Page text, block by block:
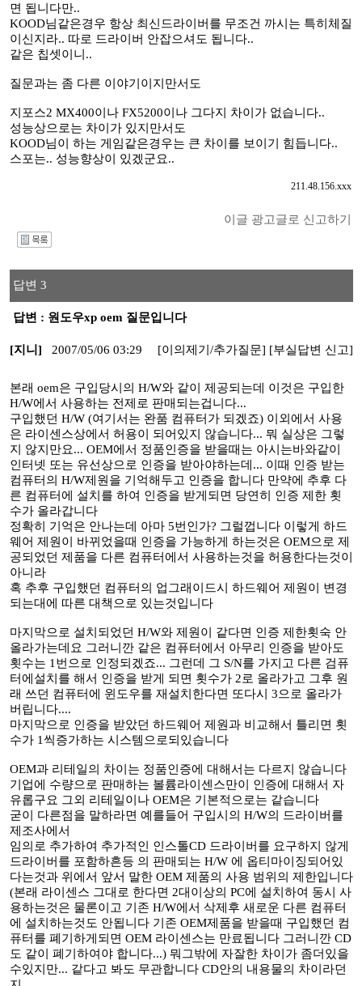
면 됩니다만..
KOOD님같은경우 항상 최신드라이버를 무조건 까시는 특히체질
이신지라.. 따로 드라이버 안잡으셔도 됩니다..
같은 칩셋이니..
질문과는 좀 다른 이야기이지만서도
지포스2 MX400이나 FX5200이나 그다지 차이가 없습니다..
성능상으로는 차이가 있지만서도
KOOD님이 하는 게임같은경우는 큰 차이를 보이기 힘듭니다..
스포는.. 성능향상이 있겠군요..
211.48.156.xxx
이글 광고글로 신고하기
답변 3
답변 : 원도우xp oem 질문입니다
[지니] 2007/05/06 03:29 [이의제기/추가질문] [부실답변 신고]
본래 oem은 구입당시의 H/W와 같이 제공되는데 이것은 구입한
H/W에서 사용하는 전제로 판매되는겁니다...
구입했던 H/W (여기서는 완품 컴퓨터가 되겠죠) 이외에서 사용
은 라이센스상에서 허용이 되어있지 않습니다... 뭐 실상은 그렇
지 않지만요... OEM에서 정품인증을 받을때는 아시는바와같이
인터넷 또는 유선상으로 인증을 받아야하는데... 이때 인증 받는
컴퓨터의 H/W제원을 기억해두고 인증을 합니다 만약에 추후 다
른 컴퓨터에 설치를 하여 인증을 받게되면 당연히 인증 제한 횟
수가 올라갑니다
정확히 기억은 안나는데 아마 5번인가? 그럴껍니다 이렇게 하드
웨어 제원이 바뀌었을때 인증을 가능하게 하는것은 OEM으로 제
공되었던 제품을 다른 컴퓨터에서 사용하는것을 허용한다는것이
아니라
혹 추후 구입했던 컴퓨터의 업그래이드시 하드웨어 제원이 변경
되는대에 따른 대책으로 있는것입니다
마지막으로 설치되었던 H/W와 제원이 같다면 인증 제한횟숙 안
올라가는데요 그러니깐 같은 컴퓨터에서 아무리 인증을 받아도
횟수는 1번으로 인정되겠죠... 그런데 그 S/N를 가지고 다른 검퓨
터에설치를 해서 인증을 받게 되면 횟수가 2로 올라가고 그후 원
래 쓰던 컴퓨터에 윈도우를 재설치한다면 또다시 3으로 올라가
버립니다....
마지막으로 인증을 받았던 하드웨어 제원과 비교해서 틀리면 횟
수가 1씩증가하는 시스템으로되있습니다
OEM과 리테일의 차이는 정품인증에 대해서는 다르지 않습니다
기업에 수량으로 판매하는 볼륨라이센스만이 인증에 대해서 자
유롭구요 그외 리테일이나 OEM은 기본적으로는 같습니다
굳이 다른점을 말하라면 예를들어 구입시의 H/W의 드라이버를
제조사에서
임의로 추가하여 추가적인 인스톨CD 드라이버를 요구하지 않게
드라이버를 포함하흔등 의 판매되는 H/W 에 옵티마이징되어있
다는것과 위에서 앞서 말한 OEM 제품의 사용 범위의 제한입니다
(본래 라이센스 그대로 한다면 2대이상의 PC에 설치하여 동시 사
용하는것은 물론이고 기존 H/W에서 삭제후 새로운 다른 컴퓨터
에 설치하는것도 안됩니다 기존 OEM제품을 받을때 구입했던 컴
퓨터를 폐기하게되면 OEM 라이센스는 만료됩니다 그러니깐 CD
도 같이 폐기하여야 합니다...) 뭐그밖에 자잘한 차이가 좀더있을
수있지만... 같다고 봐도 무관합니다 CD안의 내용물의 차이라던